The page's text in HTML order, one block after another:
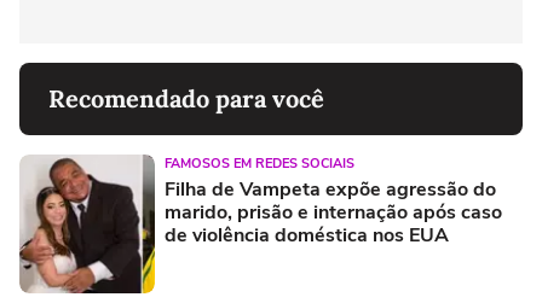
Recomendado para você
FAMOSOS EM REDES SOCIAIS
Filha de Vampeta expõe agressão do
marido, prisão e internação após caso
de violência doméstica nos EUA